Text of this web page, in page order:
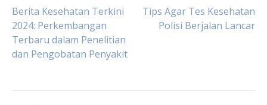
Post
navigation
Berita Kesehatan Terkini
2024: Perkembangan
Terbaru dalam Penelitian
dan Pengobatan Penyakit
Tips Agar Tes Kesehatan
Polisi Berjalan Lancar